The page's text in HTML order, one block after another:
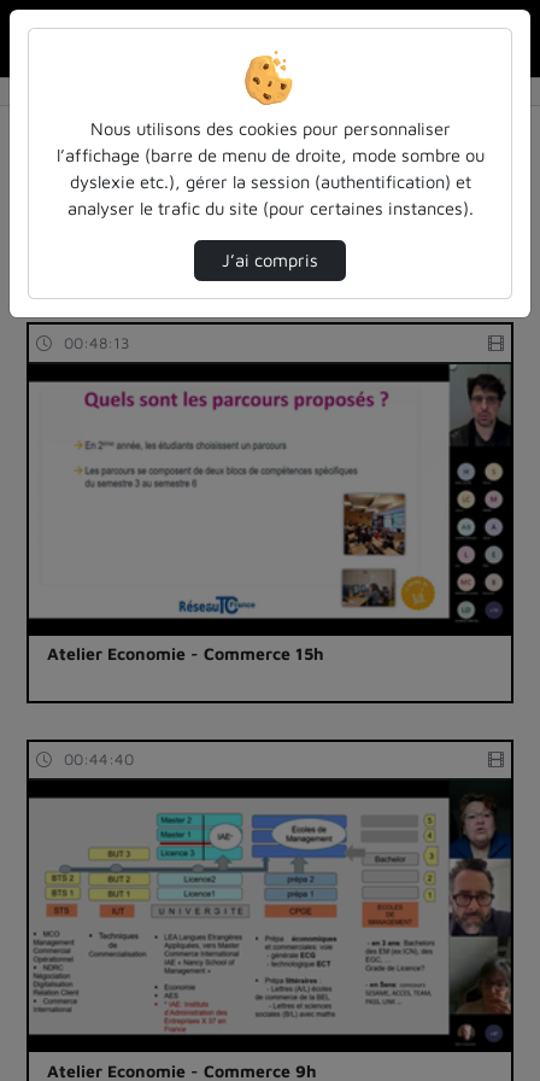
Résultats de la recherche
Filtres actifs (cliquer pour en retirer) :
cap-sur-lenseignement-superieur-2023
economie
cap-sur-lenseignement-superieur-2023
2 vidéos trouvées
00:48:13
Atelier Economie - Commerce 15h
00:44:40
Atelier Economie - Commerce 9h
Nous utilisons des cookies pour personnaliser
l’affichage (barre de menu de droite, mode sombre ou
dyslexie etc.), gérer la session (authentification) et
analyser le trafic du site (pour certaines instances).
J’ai compris